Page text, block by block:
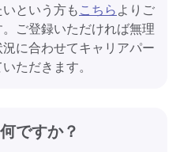
という方もこちらよりご
ご登録いただければ無理
に合わせてキャリアパー
ただきます。
ですか？